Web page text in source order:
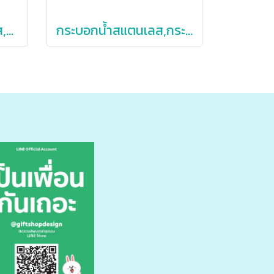
แก้วสองชั้น,แก้ว,แก้วใส,แก้วกาแฟ,แก้วกาแฟสองชั้น250ml,350ml,450ml กระบอกน้ำสแตนเลส,กระติกน้ำสแตนเลส,กระบอกน้ำสแตนเลสเก็บอุณหภูมิ,304,550ml